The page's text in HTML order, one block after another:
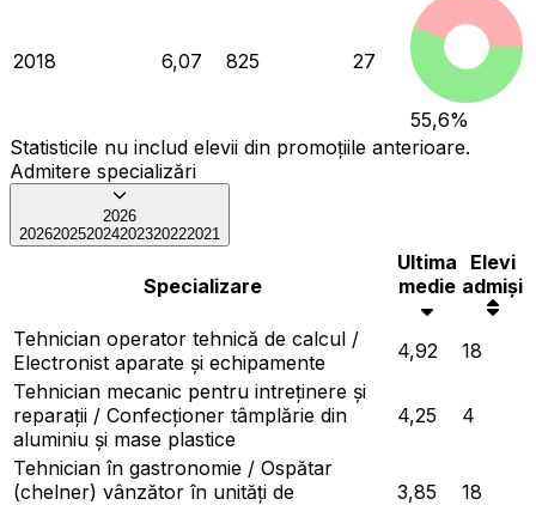
2018 6,07 825 27
55,6%
Statisticile nu includ elevii din promoțiile anterioare.
Admitere specializări
2026
202620252024202320222021
Specializare
Ultima
medie
Elevi
admiși
Tehnician operator tehnică de calcul /
Electronist aparate și echipamente
4,92
18
Tehnician mecanic pentru intreținere și
reparații / Confecționer tâmplărie din
aluminiu și mase plastice
4,25 4
Tehnician în gastronomie / Ospătar
(chelner) vânzător în unități de
3,85 18